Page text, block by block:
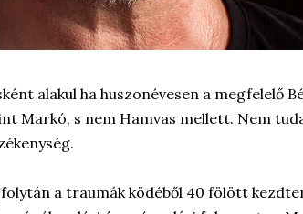
alakul ha huszonévesen a megfelelő
Markó, s nem Hamvas mellett. Nem
a traumák ködéből 40 fölött